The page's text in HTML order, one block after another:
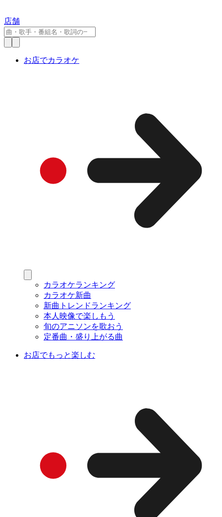
店舗
お店でカラオケ
カラオケランキング
カラオケ新曲
新曲トレンドランキング
本人映像で楽しもう
旬のアニソンを歌おう
定番曲・盛り上がる曲
お店でもっと楽しむ